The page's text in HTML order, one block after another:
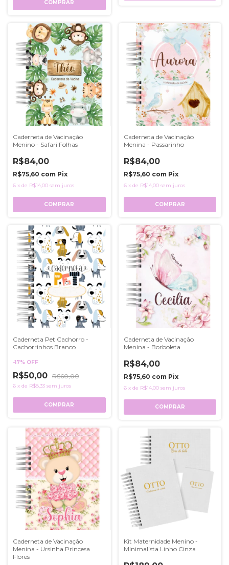
COMPRAR
Caderneta de Vacinação
Menino - Safari Folhas
R$84,00
R$75,60 com Pix
6 x de R$14,00 sem juros
COMPRAR
Caderneta de Vacinação
Menina - Passarinho
R$84,00
R$75,60 com Pix
6 x de R$14,00 sem juros
COMPRAR
Caderneta Pet Cachorro -
Cachorrinhos Branco
-17% OFF
R$50,00 R$60,00
6 x de R$8,33 sem juros
COMPRAR
Caderneta de Vacinação
Menina - Borboleta
R$84,00
R$75,60 com Pix
6 x de R$14,00 sem juros
COMPRAR
Caderneta de Vacinação
Menina - Ursinha Princesa
Flores
Kit Maternidade Menino -
Minimalista Linho Cinza